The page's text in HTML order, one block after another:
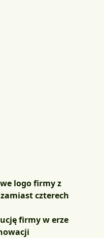
logo firmy z
czterech
firmy w erze